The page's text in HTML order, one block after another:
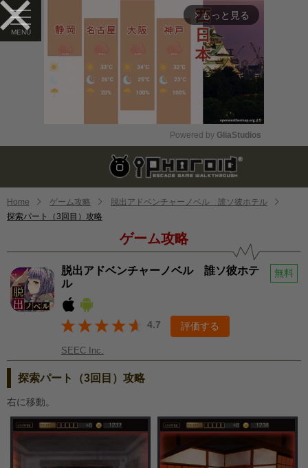
arrow_forward_ios もっと見る
Mute
Powered by GliaStudios
Home ゲーム攻略
脱出アドベンチャーノベル 誰ソ彼ホテル
探索パート（3回目）攻略
ゲーム攻略
脱出アドベンチャーノベル 誰ソ彼ホテ
ル
無料
4.7 評価する
SEEC Inc.
探索パート（3回目）攻略
右に移動。